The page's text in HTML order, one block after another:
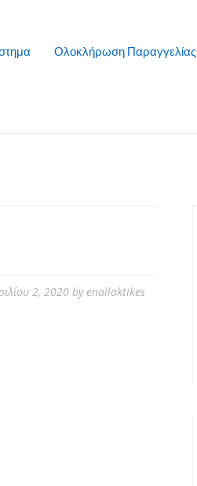
Ολοκλήρωση Παραγγελίας
2, 2020by enallaktikes